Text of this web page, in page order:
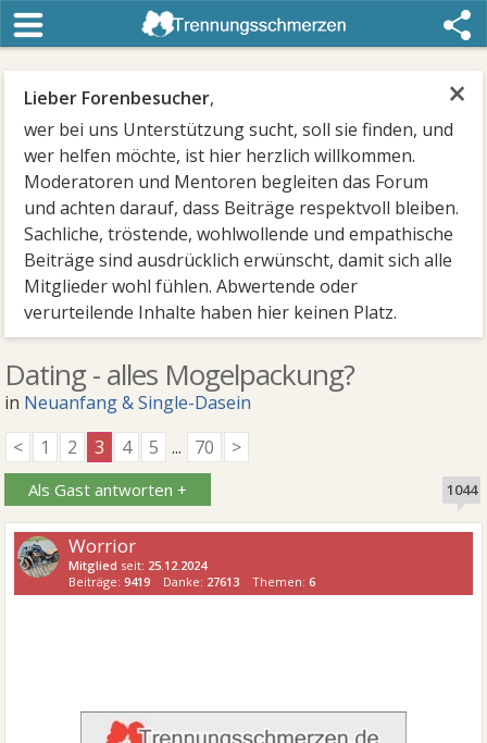
×
Lieber Forenbesucher,
wer bei uns Unterstützung sucht, soll sie finden, und
wer helfen möchte, ist hier herzlich willkommen.
Moderatoren und Mentoren begleiten das Forum
und achten darauf, dass Beiträge respektvoll bleiben.
Sachliche, tröstende, wohlwollende und empathische
Beiträge sind ausdrücklich erwünscht, damit sich alle
Mitglieder wohl fühlen. Abwertende oder
verurteilende Inhalte haben hier keinen Platz.
Dating - alles Mogelpackung?
in Neuanfang & Single-Dasein
<
1 2 3 4 5 ... 70 >
Als Gast antworten + 1044
Worrior
Mitglied seit: 25.12.2024
Beiträge:9419 Danke: 27613 Themen:6